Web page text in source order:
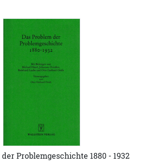
Problemgeschichte 1880 - 1932